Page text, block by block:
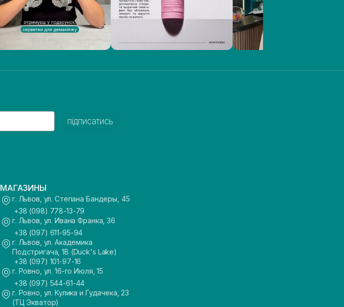
підписатись
МАГАЗИНЫ
г. Львов, ул. Степана Бандеры, 45
+38 (098) 778-13-79
г. Львов, ул. Ивана Франка, 36
+38 (097) 611-95-94
г. Львов, ул. Академика
Подстригача, 1В (Duck's Lake)
+38 (097) 101-97-16
г. Ровно, ул. 16-го Июля, 15
+38 (097) 544-61-44
г. Ровно, ул. Кулика и Гудачека, 23
(ТЦ Экватор)